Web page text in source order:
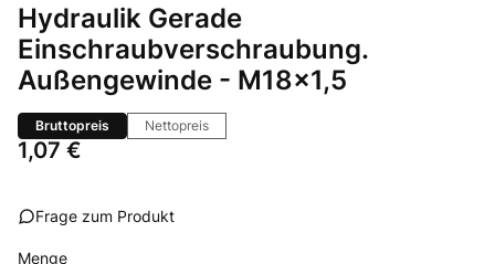
Hydraulik Gerade
Einschraubverschraubung.
Außengewinde - M18x1,5
Bruttopreis Nettopreis
Preis
1,07 €
Frage zum Produkt
Menge